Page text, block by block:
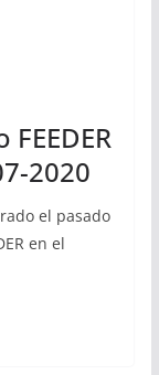
2020
el pasado
en el